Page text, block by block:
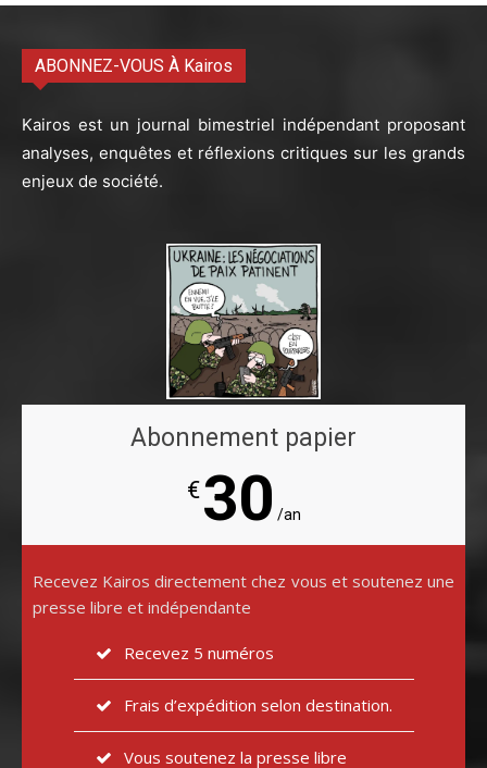
ABONNEZ-VOUS À Kairos
Kairos est un journal bimestriel indépendant proposant
analyses, enquêtes et réflexions critiques sur les grands
enjeux de société.
Abonnement papier
€30 /an
Recevez Kairos directement chez vous et soutenez une
presse libre et indépendante
Recevez 5 numéros
Frais d’expédition selon destination.
Vous soutenez la presse libre